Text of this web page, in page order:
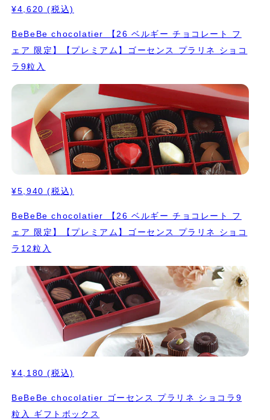
¥4,620 (税込)
BeBeBe chocolatier 【26 ベルギー チョコレート フ
ェア 限定】【プレミアム】ゴーセンス プラリネ ショコ
ラ9粒入
¥5,940 (税込)
BeBeBe chocolatier 【26 ベルギー チョコレート フ
ェア 限定】【プレミアム】ゴーセンス プラリネ ショコ
ラ12粒入
¥4,180 (税込)
BeBeBe chocolatier ゴーセンス プラリネ ショコラ9
粒入 ギフトボックス